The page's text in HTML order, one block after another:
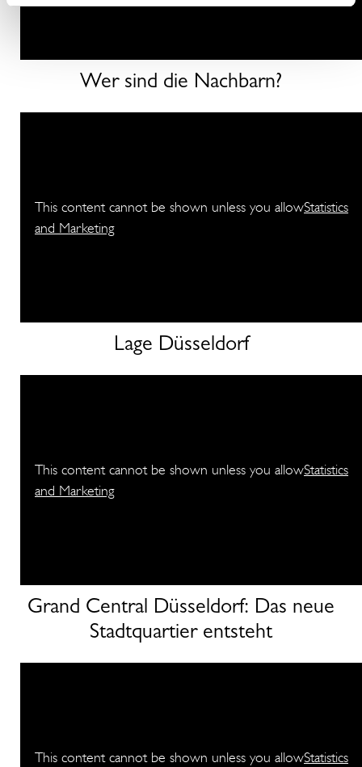
Wer sind die Nachbarn?
This content cannot be shown unless you allowStatistics
and Marketing
Lage Düsseldorf
This content cannot be shown unless you allowStatistics
and Marketing
Grand Central Düsseldorf: Das neue
Stadtquartier entsteht
This content cannot be shown unless you allowStatistics